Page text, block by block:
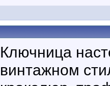
Ключница
винтажном